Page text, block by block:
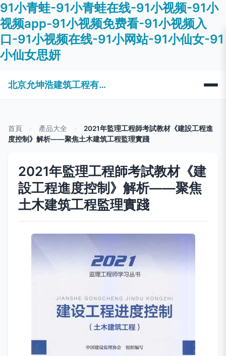
91小青蛙-91小青蛙在线-91小视频-91小
视频app-91小视频免费看-91小视频入
口-91小视频在线-91小网站-91小仙女-91
小仙女思妍
北京允坤浩建筑工程有限公司
首頁 產品大全
2021年監理工程師考試教材《建設工程進
度控制》解析——聚焦土木建筑工程監理實踐
2021年監理工程師考試教材《建
設工程進度控制》解析——聚焦
土木建筑工程監理實踐